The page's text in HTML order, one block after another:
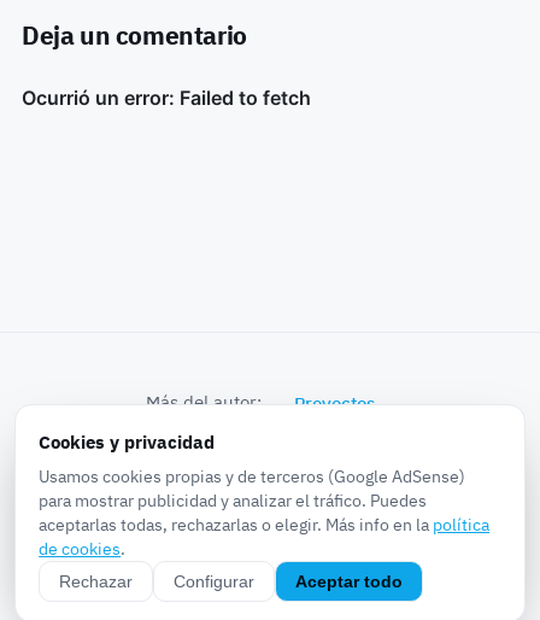
Deja un comentario
Más del autor: Proyectos
Experiencias, Pruebas...
Sobre·Privacidad·Cookies·Aviso legal ·RSS·
Configurar cookies
Cookies y privacidad
Usamos cookies propias y de terceros (Google AdSense)
para mostrar publicidad y analizar el tráfico. Puedes
aceptarlas todas, rechazarlas o elegir. Más info en la política
de cookies.
Rechazar Configurar Aceptar todo